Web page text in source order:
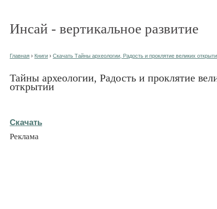
Инсай - вертикальное развитие
Главная › Книги › Скачать Тайны археологии, Радость и проклятие великих
Тайны археологии, Радость и проклятие
открытии
Скачать
Реклама